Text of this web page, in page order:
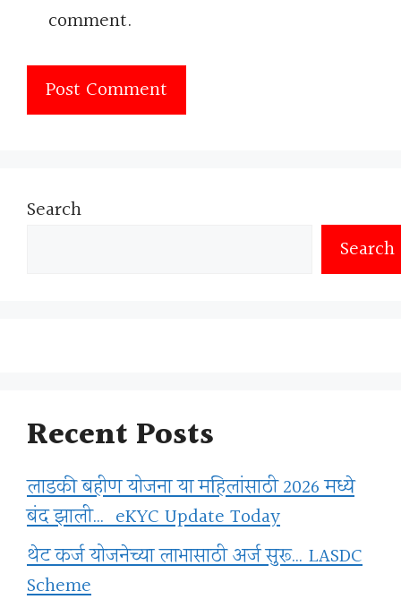
comment.
Search
Search
Recent Posts
लाडकी बहीण योजना या महिलांसाठी 2026 मध्ये
बंद झाली… eKYC Update Today
थेट कर्ज योजनेच्या लाभासाठी अर्ज सुरू… LASDC
Scheme